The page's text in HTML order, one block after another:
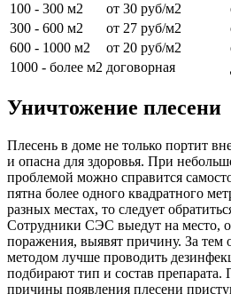
100 - 300 м2
от 30 руб/м2
300 - 600 м2
от 27 руб/м2
600 - 1000 м2
от 20 руб/м2
1000 - более м2 договорная
Уничтожение плесени
Плесень в доме не только портит
и опасна для здоровья. При
проблемой можно справится
пятна более одного квадратного
разных местах, то следует
Сотрудники СЭС выедут на место,
поражения, выявят причину. За тем
методом лучше проводить
подбирают тип и состав препарата.
причины появления плесени